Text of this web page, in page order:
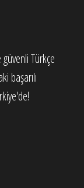
Türkçe
başarılı